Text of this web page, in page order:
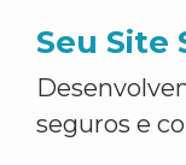
Seu Site
seguros e